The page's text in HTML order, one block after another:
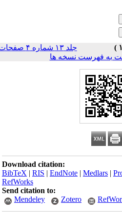
جلد ۱۳ شماره ۴ صفحات
به فهرست نسخه ها
Download citation:
BibTeX |RIS |EndNote |Medlars |
RefWorks
Send citation to:
Mendeley
Zotero